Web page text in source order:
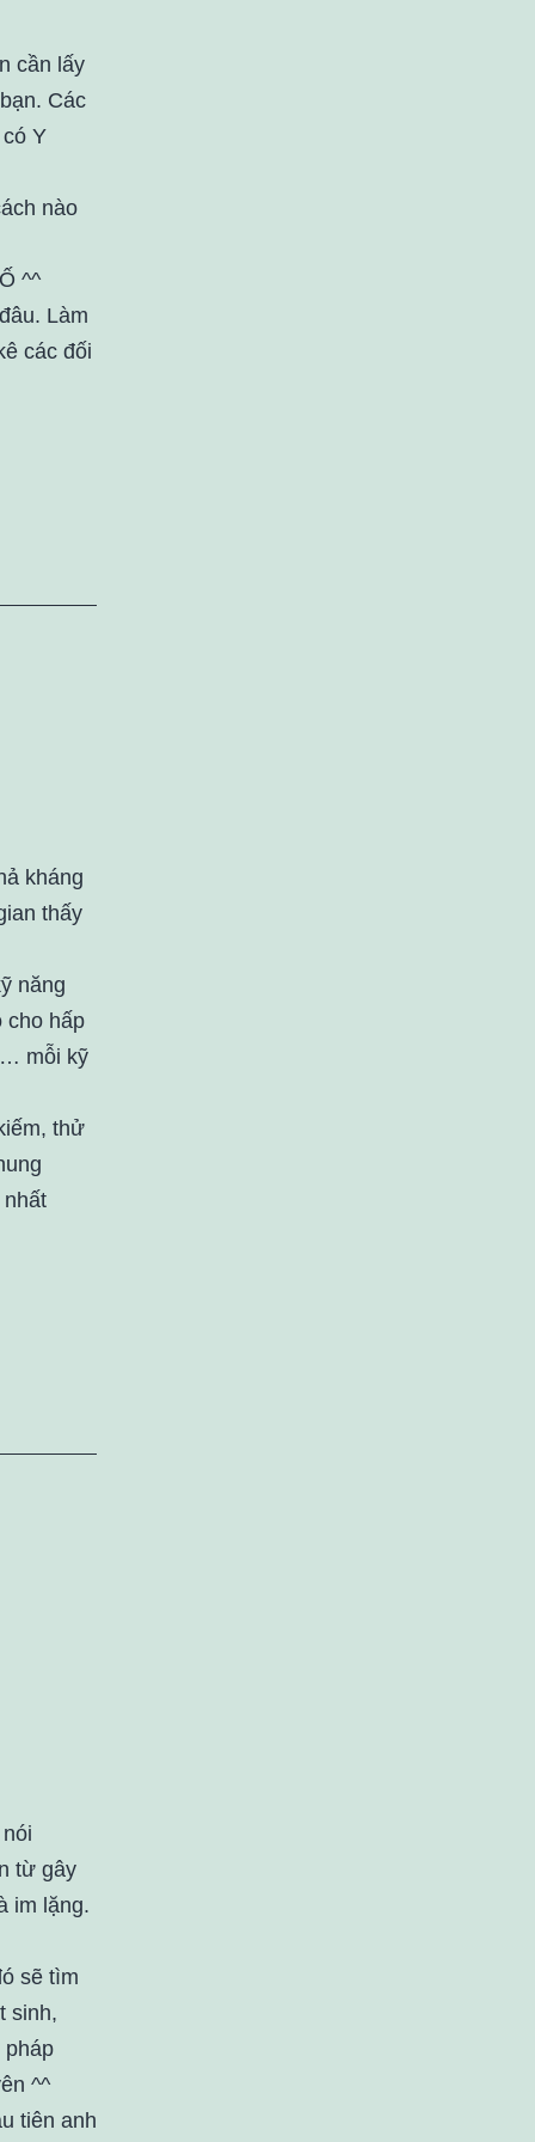
cần lấy
Các
Y
nào
^^
Làm
các đối
kháng
thấy
năng
cho hấp
mỗi kỹ
thử
từ gây
im lặng.
sẽ tìm
sinh,
pháp
^^
tiên anh